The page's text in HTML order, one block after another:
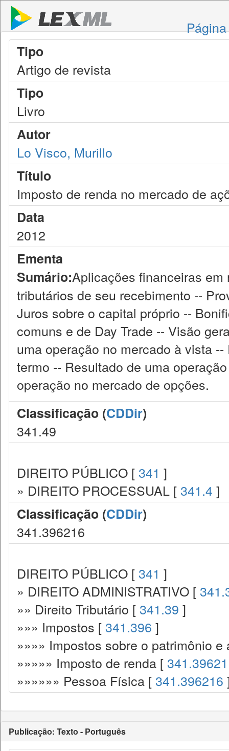
Tipo
Artigo de revista
Tipo
Livro
Autor
Lo Visco, Murillo
Título
Imposto de renda no mercado de
Data
2012
Ementa
Sumário:Aplicações financeiras
tributários de seu recebimento --
Juros sobre o capital próprio --
comuns e de Day Trade -- Visão
uma operação no mercado à vista
termo -- Resultado de uma
operação no mercado de opções.
Classificação (CDDir)
341.49
DIREITO PÚBLICO [ 341 ]
» DIREITO PROCESSUAL [ 341.4 ]
Classificação (CDDir)
341.396216
DIREITO PÚBLICO [ 341 ]
» DIREITO ADMINISTRATIVO [
»» Direito Tributário [ 341.39 ]
»»» Impostos [ 341.396 ]
»»»» Impostos sobre o patrimônio
»»»»» Imposto de renda [ 341.39621
»»»»»» Pessoa Física [ 341.396216
Publicação: Texto - Português